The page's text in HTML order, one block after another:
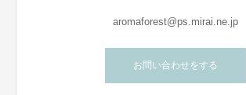
aromaforest@ps.mirai.ne.jp
お問い合わせをする